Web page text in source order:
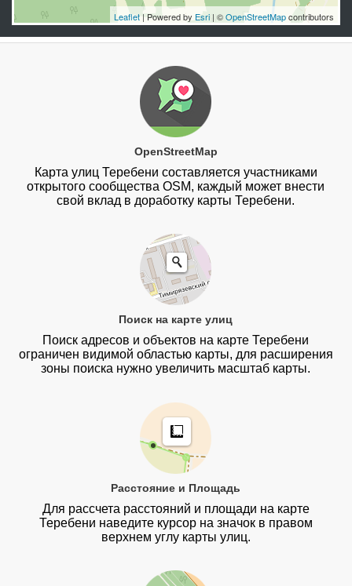
Leaflet | Powered by Esri | ©OpenStreetMapcontributors
OpenStreetMap
Карта улиц Теребени составляется участниками
открытого сообщества OSM, каждый может внести
свой вклад в доработку карты Теребени.
Поиск на карте улиц
Поиск адресов и объектов на карте Теребени
ограничен видимой областью карты, для расширения
зоны поиска нужно увеличить масштаб карты.
Расстояние и Площадь
Для рассчета расстояний и площади на карте
Теребени наведите курсор на значок в правом
верхнем углу карты улиц.